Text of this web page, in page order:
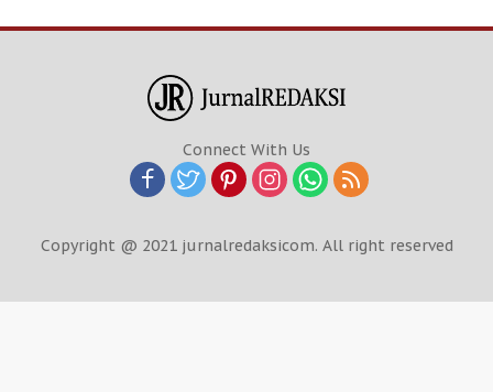
Connect With Us
Copyright @ 2021 jurnalredaksicom. All right reserved